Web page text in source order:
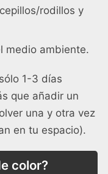
rodillos y
medio ambiente.
1-3 días
que añadir un
una y otra vez
en tu espacio).
color?